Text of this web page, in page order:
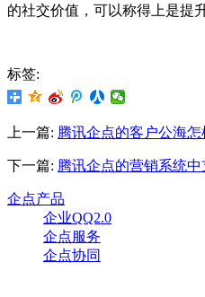
的社交价值，可以称得上是提
标签:
上一篇: 腾讯企点的客户公海怎
下一篇: 腾讯企点的营销系统中
企点产品
企业QQ2.0
企点服务
企点协同